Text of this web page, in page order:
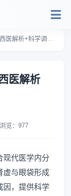
析+科学调理指南
医解析
浏览： 977
现代医学内分
虚与眼袋形成
因，提供科学